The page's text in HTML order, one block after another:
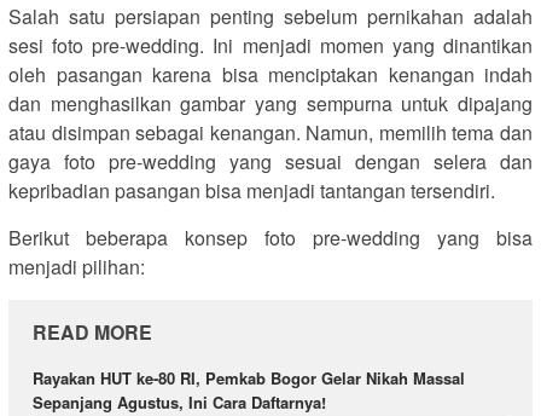
Salah satu persiapan penting sebelum pernikahan adalah
sesi foto pre-wedding. Ini menjadi momen yang dinantikan
oleh pasangan karena bisa menciptakan kenangan indah
dan menghasilkan gambar yang sempurna untuk dipajang
atau disimpan sebagai kenangan. Namun, memilih tema dan
gaya foto pre-wedding yang sesuai dengan selera dan
kepribadian pasangan bisa menjadi tantangan tersendiri.
Berikut beberapa konsep foto pre-wedding yang bisa
menjadi pilihan:
READ MORE
Rayakan HUT ke-80 RI, Pemkab Bogor Gelar Nikah Massal
Sepanjang Agustus, Ini Cara Daftarnya!